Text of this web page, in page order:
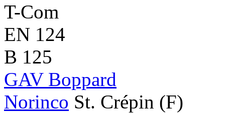
T-Com
EN 124
B 125
GAV Boppard
Norinco St. Crépin (F)